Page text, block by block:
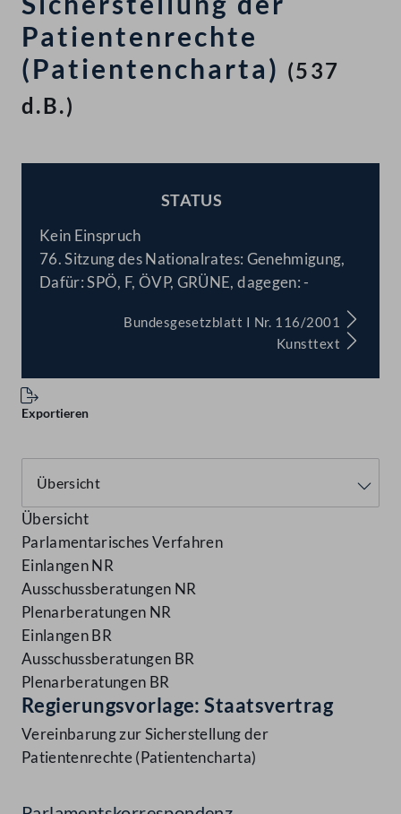
Patientenrechte
(Patientencharta) (537
d.B.)
STATUS
Kein Einspruch
76. Sitzung des Nationalrates: Genehmigung,
Dafür: SPÖ, F, ÖVP, GRÜNE, dagegen: -
Bundesgesetzblatt I Nr. 116/2001
Kunsttext
Exportieren
Übersicht
Parlamentarisches Verfahren
Einlangen NR
Ausschussberatungen NR
Plenarberatungen NR
Einlangen BR
Ausschussberatungen BR
Plenarberatungen BR
Regierungsvorlage: Staatsvertrag
Vereinbarung zur Sicherstellung der
Patientenrechte (Patientencharta)